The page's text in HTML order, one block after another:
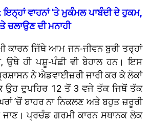
ਇਨ੍ਹਾਂ ਵਾਹਨਾਂ 'ਤੇ ਮੁਕੰਮਲ ਪਾਬੰਦੀ ਦੇ ਹੁਕਮ,
ਚਲਾਉਣ ਦੀ ਮਨਾਹੀ
ਕਾਰਨ ਜਿੱਥੇ ਆਮ ਜਨ-ਜੀਵਨ ਬੁਰੀ ਤਰ੍ਹਾਂ
ਉਥੇ ਹੀ ਪਸ਼ੂ-ਪੰਛੀ ਵੀ ਬੇਹਾਲ ਹਨ। ਇਸ
ਨੇ ਐਡਵਾਈਜ਼ਰੀ ਜਾਰੀ ਕਰ ਕੇ ਲੋਕਾਂ
ਉਹ ਦੁਪਹਿਰ 12 ਤੋਂ 3 ਵਜੇ ਤੱਕ ਜਿਥੋਂ ਤੱਕ
’ਚੋਂ ਬਾਹਰ ਨਾ ਨਿਕਲਣ ਅਤੇ ਬਹੁਤ ਜ਼ਰੂਰੀ
ਜਾਣ। ਪ੍ਰਚੰਡ ਗਰਮੀ ਕਾਰਨ ਸਥਾਨਕ ਲੋਕ